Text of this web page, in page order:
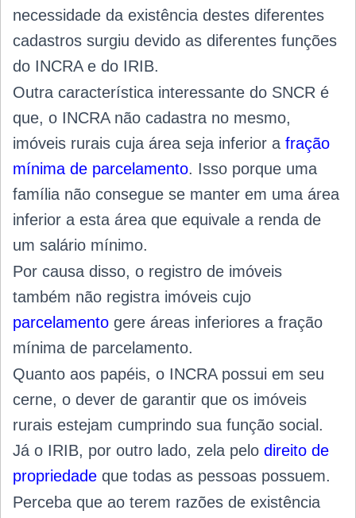
necessidade da existência destes diferentes
cadastros surgiu devido as diferentes funções
do INCRA e do IRIB.
Outra característica interessante do SNCR é
que, o INCRA não cadastra no mesmo,
imóveis rurais cuja área seja inferior a fração
mínima de parcelamento. Isso porque uma
família não consegue se manter em uma área
inferior a esta área que equivale a renda de
um salário mínimo.
Por causa disso, o registro de imóveis
também não registra imóveis cujo
parcelamento gere áreas inferiores a fração
mínima de parcelamento.
Quanto aos papéis, o INCRA possui em seu
cerne, o dever de garantir que os imóveis
rurais estejam cumprindo sua função social.
Já o IRIB, por outro lado, zela pelo direito de
propriedade que todas as pessoas possuem.
Perceba que ao terem razões de existência